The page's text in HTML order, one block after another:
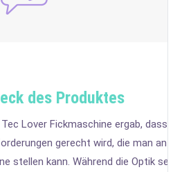
des Produktes
Lover Fickmaschine ergab, dass
gerecht wird, die man an
stellen kann. Während die Optik sehr